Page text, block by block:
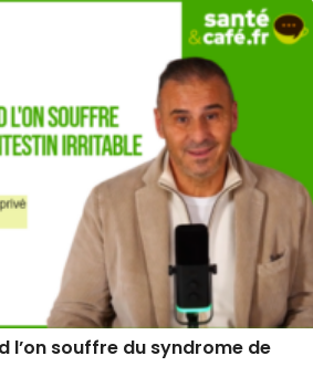
l’on souffre du syndrome de